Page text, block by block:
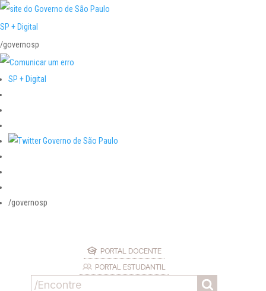
SP + Digital
/governosp
SP + Digital
/governosp
PORTAL DOCENTE
PORTAL ESTUDANTIL